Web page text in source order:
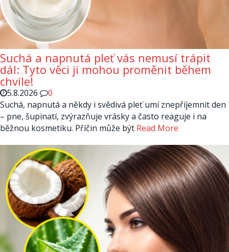
Suchá a napnutá pleť vás nemusí trápit
dál: Tyto věci ji mohou proměnit během
chvíle!
5.8.2026
0
Suchá, napnutá a někdy i svědivá pleť umí znepříjemnit den
– pne, šupinatí, zvýrazňuje vrásky a často reaguje i na
běžnou kosmetiku. Příčin může být Read More